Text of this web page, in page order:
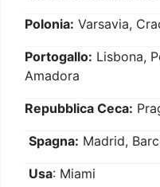
Polonia: Varsavia,
Portogallo: Lisbona,
Amadora
Repubblica Ceca:
Spagna: Madrid,
Usa: Miami